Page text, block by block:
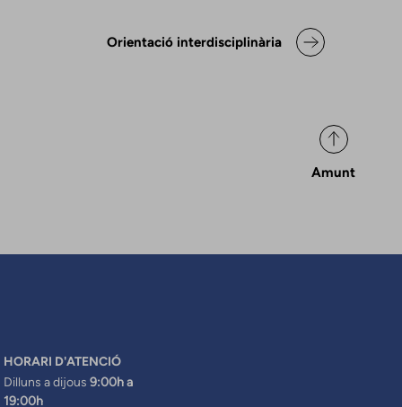
de posicionaments i
Amunt
Orientació interdisciplinària
HORARI D'ATENCIÓ
Dilluns a dijous 9:00h a
19:00h